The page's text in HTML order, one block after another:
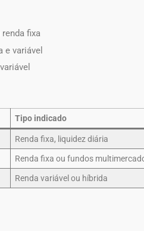
fixa
variável
Tipo indicado
Renda fixa, liquidez diária
Renda fixa ou fundos
Renda variável ou híbrida